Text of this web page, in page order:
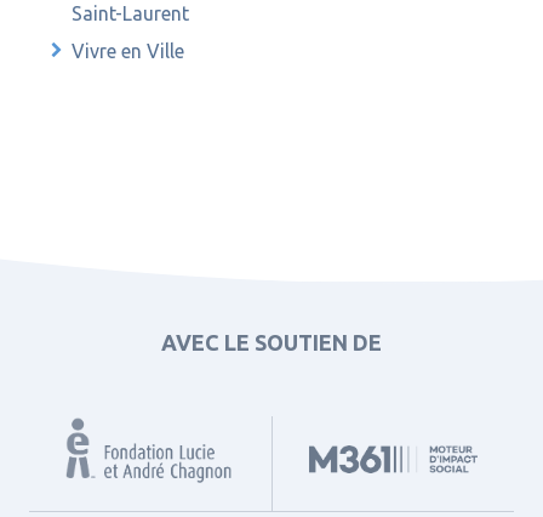
Saint-Laurent
Vivre en Ville
AVEC LE SOUTIEN DE